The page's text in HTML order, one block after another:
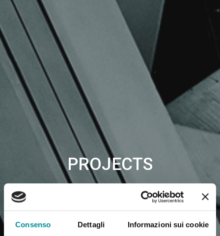
Consenso Dettagli Informazioni sui cookie
PROJECTS